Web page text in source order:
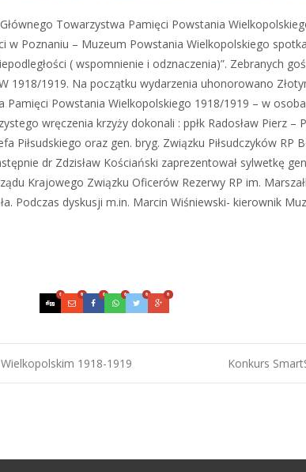
Towarzystwa Pamięci Powstania
w Poznaniu – Muzeum Powstania Wielkopolskiego
( wspomnienie i odznaczenia)”. Zebranych
1918/1919. Na początku wydarzenia uhonorowano
Pamięci Powstania Wielkopolskiego 1918/1919 – w
wręczenia krzyży dokonali : ppłk Radosław Pierz –
Piłsudskiego oraz gen. bryg. Związku Piłsudczyków RP
dr Zdzisław Kościański zaprezentował sylwetkę
Krajowego Związku Oficerów Rezerwy RP im.
Podczas dyskusji m.in. Marcin Wiśniewski- kierownik
0 0 0 0 0 0
1918-1919 Konkurs